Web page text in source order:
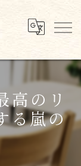
高のリ
る嵐の